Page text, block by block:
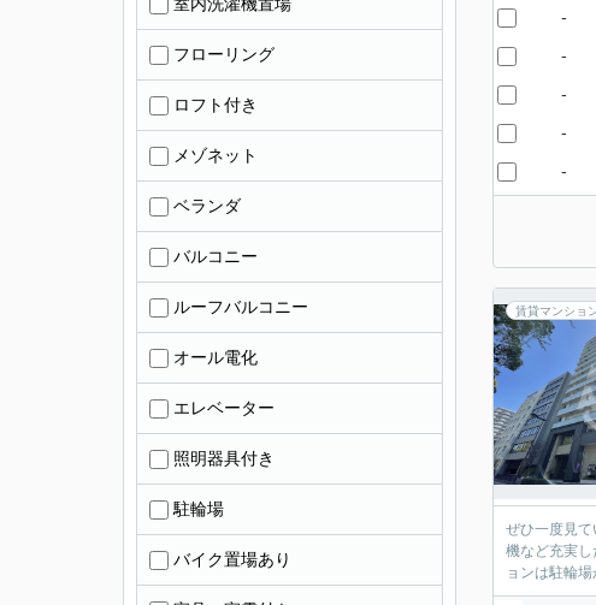
-
-
-
-
-
賃貸マンショ
ぜひ一度見
機など充実
ョンは駐輪
フローリング
ロフト付き
メゾネット
ベランダ
バルコニー
ルーフバルコニー
オール電化
エレベーター
照明器具付き
駐輪場
バイク置場あり